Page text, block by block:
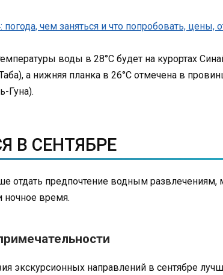
воды в 28°C будет на курортах
а нижняя планка в 26°C отмечена в
Гуна).
В СЕНТЯБРЕ
отдать предпочтение водным
ночное время.
экскурсионных направлений в сентябре